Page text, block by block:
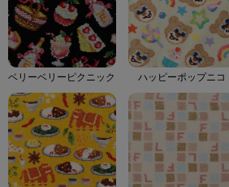
ベリーベリーピクニック ハッピーポップニコ